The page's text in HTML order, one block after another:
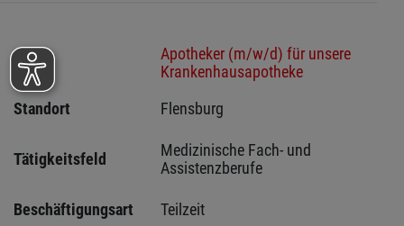
Stelle
Apotheker (m/w/d) für unsere
Krankenhausapotheke
Standort
Flensburg
Tätigkeitsfeld
Medizinische Fach- und
Assistenzberufe
Beschäftigungsart Teilzeit